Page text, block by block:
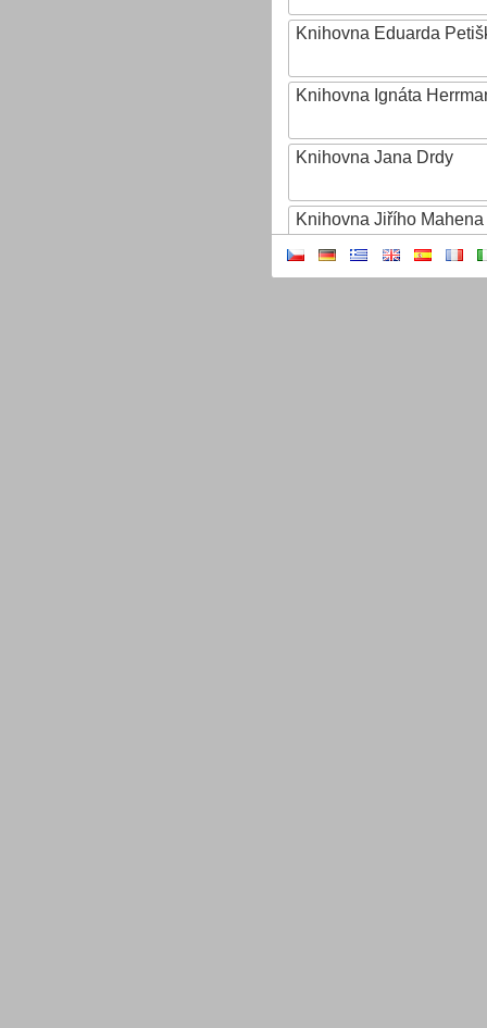
Knihovna Eduarda
Knihovna Ignáta
Knihovna Jana Drdy
Knihovna Jiřího
Knihovna Karla